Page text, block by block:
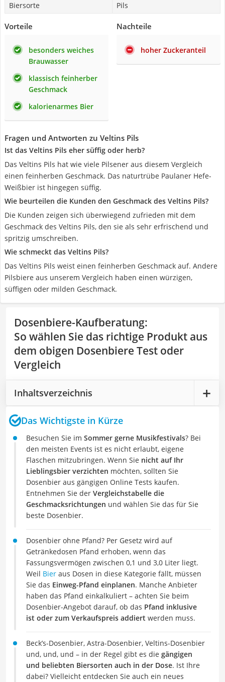
Biersorte
Pils
Vorteile
besonders weiches
Brauwasser
klassisch feinherber
Geschmack
kalorienarmes Bier
Nachteile
hoher Zuckeranteil
Fragen und Antworten zu Veltins Pils
Ist das Veltins Pils eher süffig oder herb?
Das Veltins Pils hat wie viele Pilsener aus diesem Vergleich
einen feinherben Geschmack. Das naturtrübe Paulaner Hefe-
Weißbier ist hingegen süffig.
Wie beurteilen die Kunden den Geschmack des Veltins Pils?
Die Kunden zeigen sich überwiegend zufrieden mit dem
Geschmack des Veltins Pils, den sie als sehr erfrischend und
spritzig umschreiben.
Wie schmeckt das Veltins Pils?
Das Veltins Pils weist einen feinherben Geschmack auf. Andere
Pilsbiere aus unserem Vergleich haben einen würzigen,
süffigen oder milden Geschmack.
Dosenbiere-Kaufberatung:
So wählen Sie das richtige Produkt aus
dem obigen Dosenbiere Test oder
Vergleich
Inhaltsverzeichnis
Das Wichtigste in Kürze
Besuchen Sie im Sommer gerne Musikfestivals? Bei
den meisten Events ist es nicht erlaubt, eigene
Flaschen mitzubringen. Wenn Sie nicht auf Ihr
Lieblingsbier verzichten möchten, sollten Sie
Dosenbier aus gängigen Online Tests kaufen.
Entnehmen Sie der Vergleichstabelle die
Geschmacksrichtungen und wählen Sie das für Sie
beste Dosenbier.
Dosenbier ohne Pfand? Per Gesetz wird auf
Getränkedosen Pfand erhoben, wenn das
Fassungsvermögen zwischen 0,1 und 3,0 Liter liegt.
Weil Bier aus Dosen in diese Kategorie fällt, müssen
Sie das Einweg-Pfand einplanen. Manche Anbieter
haben das Pfand einkalkuliert – achten Sie beim
Dosenbier-Angebot darauf, ob das Pfand inklusive
ist oder zum Verkaufspreis addiert werden muss.
Beck’s-Dosenbier, Astra-Dosenbier, Veltins-Dosenbier
und, und, und – in der Regel gibt es die gängigen
und beliebten Biersorten auch in der Dose. Ist Ihre
dabei? Vielleicht entdecken Sie auch ein neues